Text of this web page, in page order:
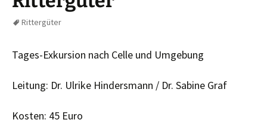
Rittergüter
Tages-Exkursion nach Celle und Umgebung
Leitung: Dr. Ulrike Hindersmann / Dr. Sabine Graf
Kosten: 45 Euro